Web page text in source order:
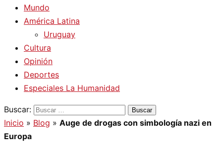
Mundo
América Latina
Uruguay
Cultura
Opinión
Deportes
Especiales La Humanidad
Buscar:
Inicio » Blog » Auge de drogas con simbología nazi en
Europa